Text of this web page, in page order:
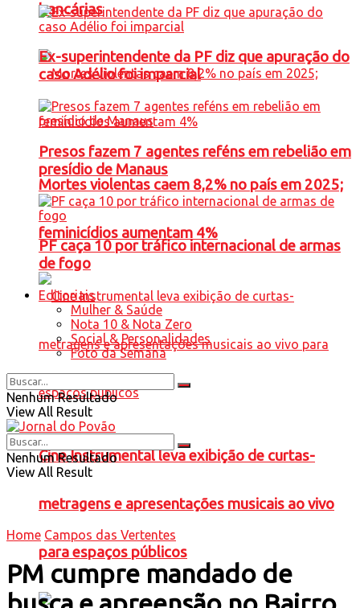
bancárias
Mortes violentas caem 8,2% no país em 2025;
feminicídios aumentam 4%
Cine Instrumental leva exibição de curtas-
metragens e apresentações musicais ao vivo
para espaços públicos
Ex-superintendente da PF diz que apuração do
caso Adélio foi imparcial
Presos fazem 7 agentes reféns em rebelião em
presídio de Manaus
PF caça 10 por tráfico internacional de armas
de fogo
Editoriais
Mulher & Saúde
Nota 10 & Nota Zero
Social & Personalidades
Foto da Semana
Nenhum Resultado
View All Result
Nenhum Resultado
View All Result
Home Campos das Vertentes
PM cumpre mandado de